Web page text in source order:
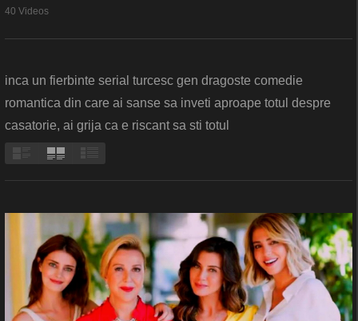
40 Videos
inca un fierbinte serial turcesc gen dragoste comedie
romantica din care ai sanse sa inveti aproape totul despre
casatorie, ai grija ca e riscant sa sti totul